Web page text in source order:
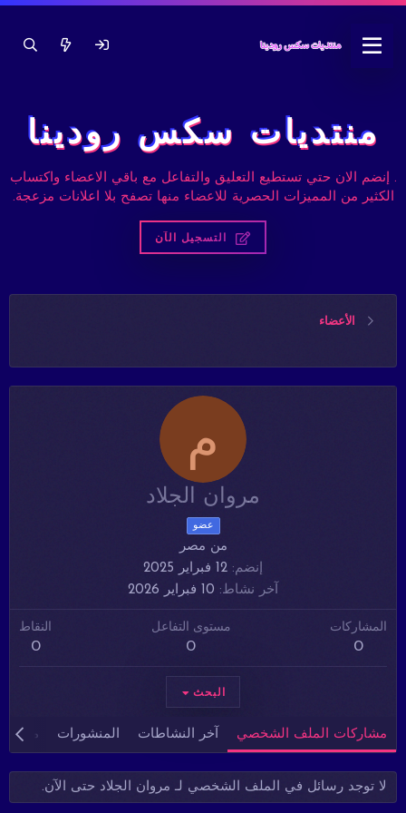
منتديات سكس رودينا
. إنضم الان حتي تستطيع التعليق والتفاعل مع باقي الاعضاء واكتساب
الكثير من المميزات الحصرية للاعضاء منها تصفح بلا اعلانات مزعجة.
التسجيل الآن
الأعضاء
م
مروان الجلاد
عضو
من مصر
إنضم 12 فبراير 2025
آخر نشاط
10 فبراير 2026
المشاركات
0
مستوى التفاعل
0
النقاط
0
البحث
مشاركات الملف الشخصي آخر النشاطات المنشورات
لا توجد رسائل في الملف الشخصي لـ مروان الجلاد حتى الآن.